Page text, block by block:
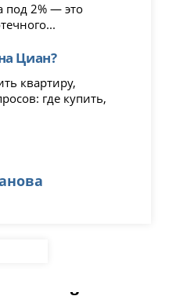
под 2% — это
Циан?
квартиру,
где купить,